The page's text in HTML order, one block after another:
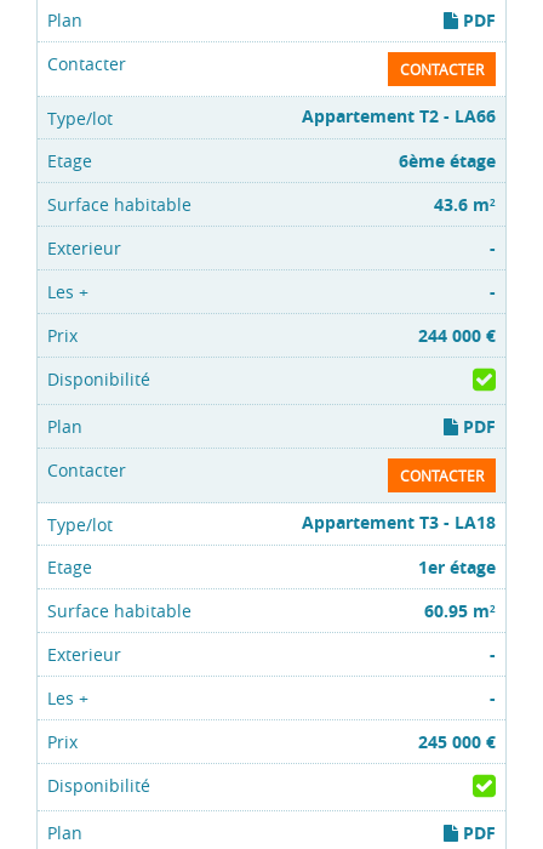
PDF
CONTACTER
Appartement T2 - LA66
6ème étage
43.6 m2
-
-
244 000 €
PDF
CONTACTER
Appartement T3 - LA18
1er étage
60.95 m2
-
-
245 000 €
PDF